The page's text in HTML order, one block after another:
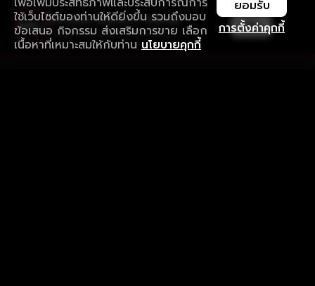
ใช้เว็บไซต์ของท่านให้ดียิ่งขึ้น รวมถึงมอบ
ข้อเสนอ กิจกรรม ส่งเสริมการขาย เลือก
เนื้อหาที่เหมาะสมให้กับท่าน นโยบายคุกกี้
การตั้งค่าคุกกี้
ยอมรับ
ใช้งานแอป ลื่นไหลกว่า ไม่มีสะดุด
ดาวน์โหลดแอปเพื่อการรับชมที่ดีกว่า เปิด